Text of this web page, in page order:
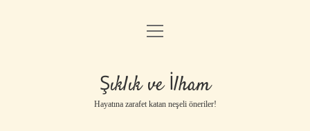
Anasayfa
Gizlilik Politikası
Yasal Uyarı
menüyü
Şıklık ve İlham
Hayatına zarafet katan neşeli öneriler!